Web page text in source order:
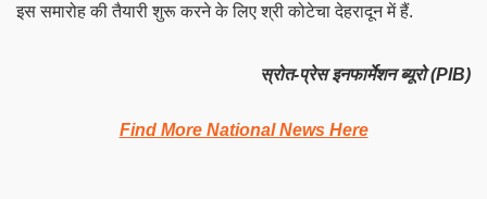
इस समारोह की तैयारी शुरू करने के लिए श्री कोटेचा देहरादून में हैं.
स्रोत-प्रेस इनफार्मेशन ब्यूरो (PIB)
Find More National News Here